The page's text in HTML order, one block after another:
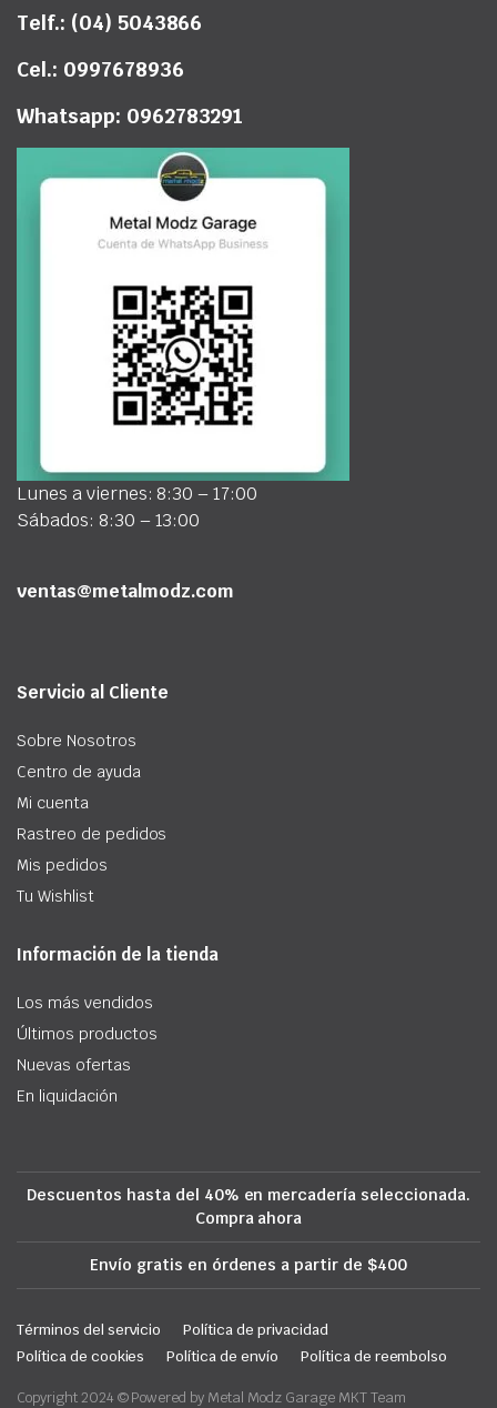
Telf.: (04) 5043866
Cel.: 0997678936
Whatsapp: 0962783291
Lunes a viernes: 8:30 – 17:00
Sábados: 8:30 – 13:00
ventas@metalmodz.com
Servicio al Cliente
Sobre Nosotros
Centro de ayuda
Mi cuenta
Rastreo de pedidos
Mis pedidos
Tu Wishlist
Información de la tienda
Los más vendidos
Últimos productos
Nuevas ofertas
En liquidación
Descuentos hasta del 40% en mercadería seleccionada.
Compra ahora
Envío gratis en órdenes a partir de $400
Términos del servicio
Política de privacidad
Política de cookies
Política de envío Política de reembolso
Copyright 2024 © Powered by Metal Modz Garage MKT Team